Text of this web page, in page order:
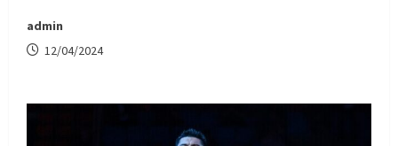
admin
12/04/2024